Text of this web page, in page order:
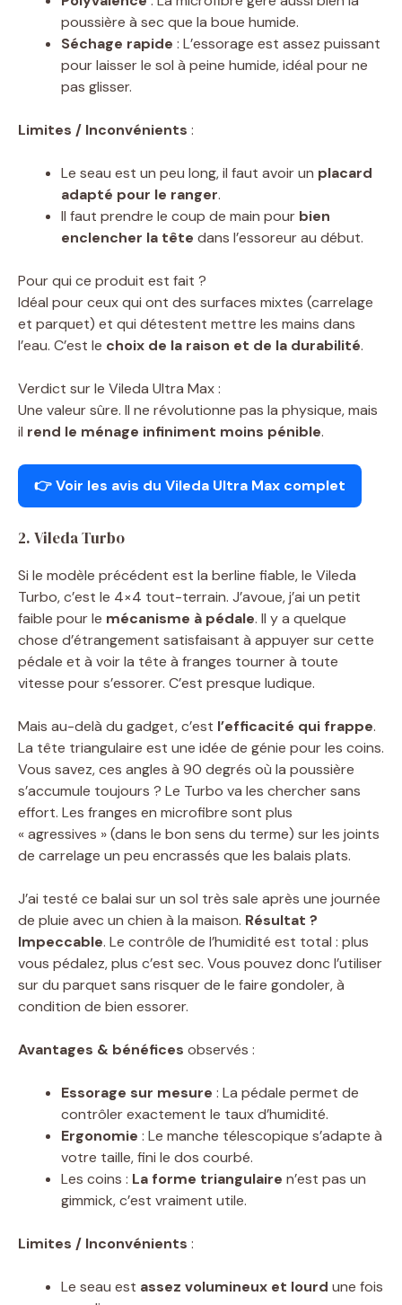
poussière à sec que la boue humide.
Séchage rapide : L’essorage est assez puissant
pour laisser le sol à peine humide, idéal pour ne
pas glisser.
Limites / Inconvénients :
Le seau est un peu long, il faut avoir un placard
adapté pour le ranger.
Il faut prendre le coup de main pour bien
enclencher la tête dans l’essoreur au début.
Pour qui ce produit est fait ?
Idéal pour ceux qui ont des surfaces mixtes (carrelage
et parquet) et qui détestent mettre les mains dans
l’eau. C’est le choix de la raison et de la durabilité.
Verdict sur le Vileda Ultra Max :
Une valeur sûre. Il ne révolutionne pas la physique, mais
il rend le ménage infiniment moins pénible.
👉 Voir les avis du Vileda Ultra Max complet
2. Vileda Turbo
Si le modèle précédent est la berline fiable, le Vileda
Turbo, c’est le 4×4 tout-terrain. J’avoue, j’ai un petit
faible pour le mécanisme à pédale. Il y a quelque
chose d’étrangement satisfaisant à appuyer sur cette
pédale et à voir la tête à franges tourner à toute
vitesse pour s’essorer. C’est presque ludique.
Mais au-delà du gadget, c’est l’efficacité qui frappe.
La tête triangulaire est une idée de génie pour les coins.
Vous savez, ces angles à 90 degrés où la poussière
s’accumule toujours ? Le Turbo va les chercher sans
effort. Les franges en microfibre sont plus
« agressives » (dans le bon sens du terme) sur les joints
de carrelage un peu encrassés que les balais plats.
J’ai testé ce balai sur un sol très sale après une journée
de pluie avec un chien à la maison. Résultat ?
Impeccable. Le contrôle de l’humidité est total : plus
vous pédalez, plus c’est sec. Vous pouvez donc l’utiliser
sur du parquet sans risquer de le faire gondoler, à
condition de bien essorer.
Avantages & bénéfices observés :
Essorage sur mesure : La pédale permet de
contrôler exactement le taux d’humidité.
Ergonomie : Le manche télescopique s’adapte à
votre taille, fini le dos courbé.
Les coins : La forme triangulaire n’est pas un
gimmick, c’est vraiment utile.
Limites / Inconvénients :
Le seau est assez volumineux et lourd une fois